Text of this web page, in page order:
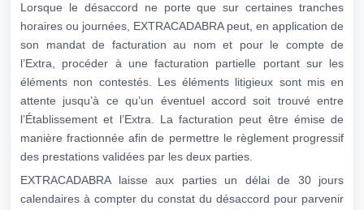
Lorsque le désaccord ne porte que sur certaines tranches
horaires ou journées, EXTRACADABRA peut, en application de
son mandat de facturation au nom et pour le compte de
l’Extra, procéder à une facturation partielle portant sur les
éléments non contestés. Les éléments litigieux sont mis en
attente jusqu’à ce qu’un éventuel accord soit trouvé entre
l’Établissement et l’Extra. La facturation peut être émise de
manière fractionnée afin de permettre le règlement progressif
des prestations validées par les deux parties.
EXTRACADABRA laisse aux parties un délai de 30 jours
calendaires à compter du constat du désaccord pour parvenir